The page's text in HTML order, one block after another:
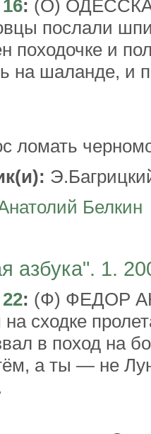
: (О)
послали
походочке и
на шаланде, и
ломать
Белкин
азбука". 1.
: (Ф) ФЕДОР
сходке
в поход на
а ты — не